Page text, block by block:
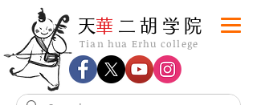
Tian hua Erhu college
​天華 二胡学院